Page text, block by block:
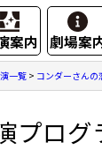
案内 劇場案
一覧 > コンダーさんの
プログ